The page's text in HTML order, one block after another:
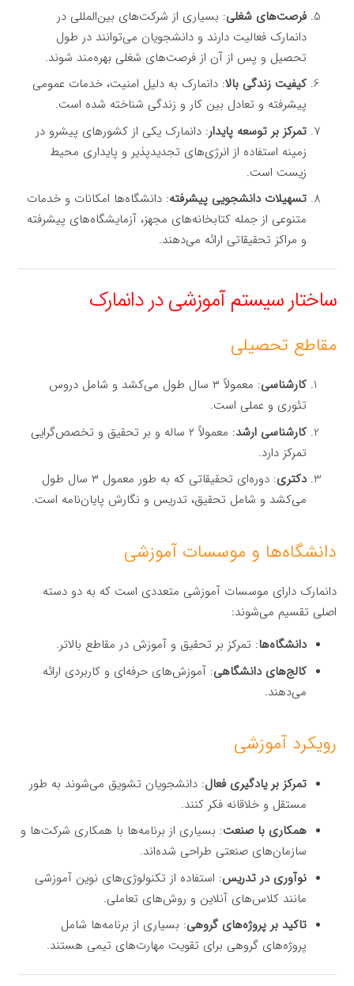
فرصت‌های شغلی: بسیاری از شرکت‌های بین‌المللی در
دانمارک فعالیت دارند و دانشجویان می‌توانند در طول
تحصیل و پس از آن از فرصت‌های شغلی بهره‌مند شوند.
کیفیت زندگی بالا: دانمارک به دلیل امنیت، خدمات عمومی
پیشرفته و تعادل بین کار و زندگی شناخته شده است.
تمرکز بر توسعه پایدار: دانمارک یکی از کشورهای پیشرو در
زمینه استفاده از انرژی‌های تجدیدپذیر و پایداری محیط
زیست است.
تسهیلات دانشجویی پیشرفته: دانشگاه‌ها امکانات و خدمات
متنوعی از جمله کتابخانه‌های مجهز، آزمایشگاه‌های پیشرفته
و مراکز تحقیقاتی ارائه می‌دهند.
ساختار سیستم آموزشی در دانمارک
مقاطع تحصیلی
کارشناسی
: معمولاً ۳ سال طول می‌کشد و شامل دروس
تئوری و عملی است.
کارشناسی ارشد
: معمولاً ۲ ساله و بر تحقیق و تخصص‌گرایی
تمرکز دارد.
دکتری
: دوره‌ای تحقیقاتی که به طور معمول ۳ سال طول
می‌کشد و شامل تحقیق، تدریس و نگارش پایان‌نامه است.
دانشگاه‌ها و موسسات آموزشی
دانمارک دارای موسسات آموزشی متعددی است که به دو دسته
اصلی تقسیم می‌شوند:
دانشگاه‌ها: تمرکز بر تحقیق و آموزش در مقاطع بالاتر.
کالج‌های دانشگاهی: آموزش‌های حرفه‌ای و کاربردی ارائه
می‌دهند.
رویکرد آموزشی
تمرکز بر یادگیری فعال: دانشجویان تشویق می‌شوند به طور
مستقل و خلاقانه فکر کنند.
همکاری با صنعت: بسیاری از برنامه‌ها با همکاری شرکت‌ها و
سازمان‌های صنعتی طراحی شده‌اند.
نوآوری در تدریس: استفاده از تکنولوژی‌های نوین آموزشی
مانند کلاس‌های آنلاین و روش‌های تعاملی.
تاکید بر پروژه‌های گروهی: بسیاری از برنامه‌ها شامل
پروژه‌های گروهی برای تقویت مهارت‌های تیمی هستند.